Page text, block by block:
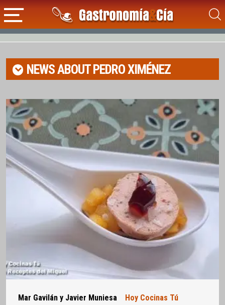
NEWS ABOUTPEDRO XIMÉNEZ
Mar Gavilán y Javier Muniesa Hoy Cocinas Tú